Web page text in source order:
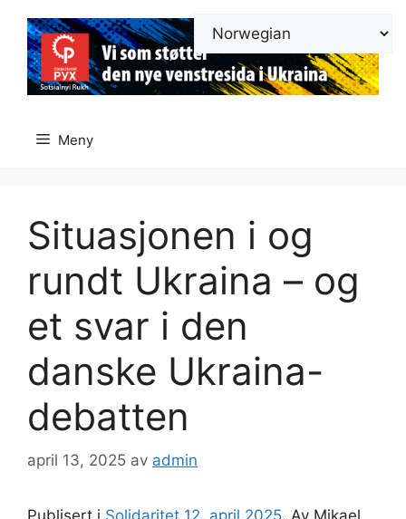
innhold
Meny
Situasjonen i og
rundt Ukraina – og
et svar i den
danske Ukraina-
debatten
april 13, 2025 av admin